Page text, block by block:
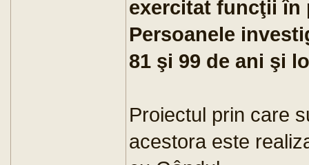
exercitat funcţii în
Persoanele
81 şi 99 de ani şi
Proiectul prin care
acestora este